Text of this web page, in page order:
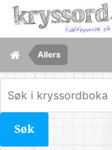
Allers
Søk